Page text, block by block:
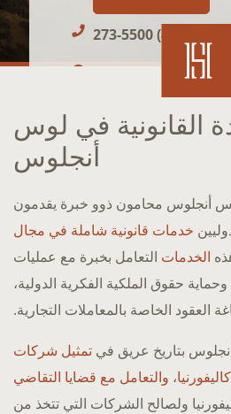
القانونية في لوس
أنجلوس
أنجلوس محامون ذوو خبرة يقدمون
خدمات قانونية شاملة في مجال
الخدمات التعامل بخبرة مع عمليات
وحماية حقوق الملكية الفكرية الدولية،
العقود الخاصة بالمعاملات التجارية.
بتاريخ عريق في تمثيل شركات
، والتعامل مع قضايا التقاضي
ولصالح الشركات التي تتخذ من